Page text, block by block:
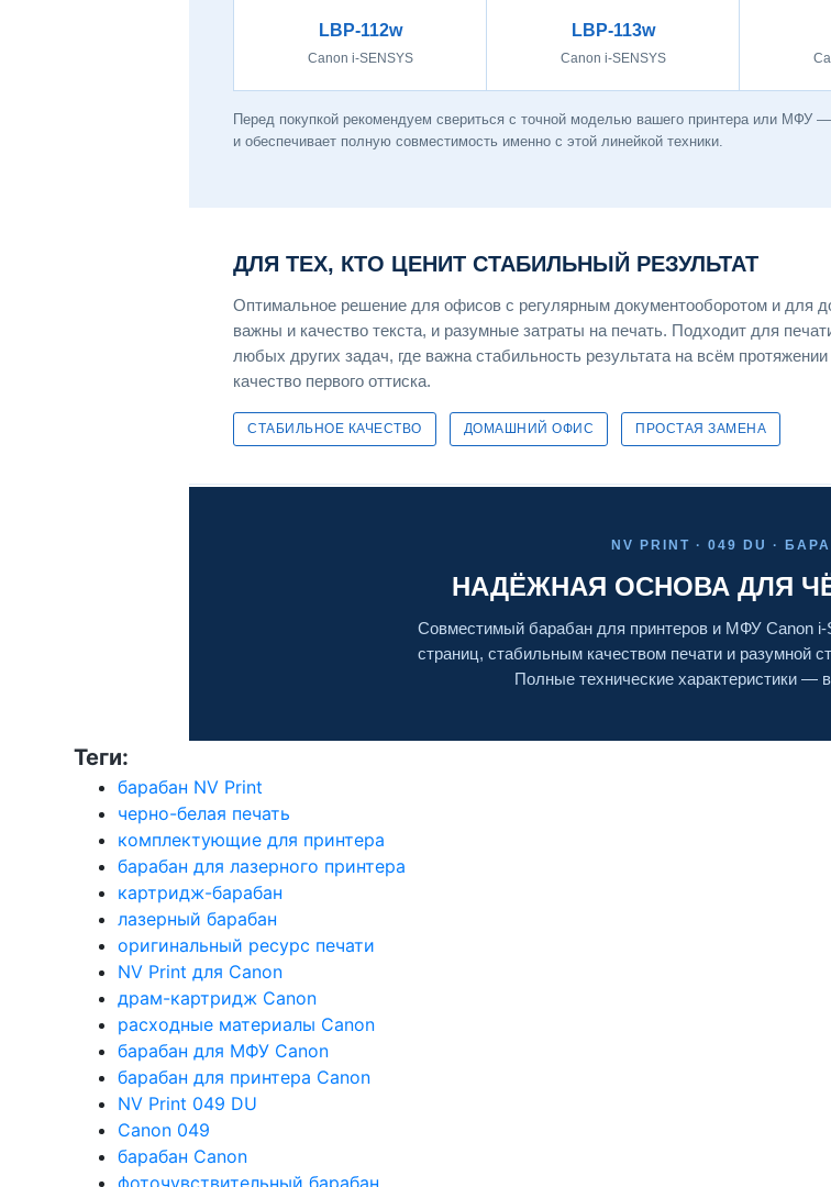
LBP-112w
Canon i-SENSYS
LBP-113w
Canon i-SENSYS
Перед покупкой рекомендуем свериться с точной моделью вашего принтера или МФУ
и обеспечивает полную совместимость именно с этой линейкой техники.
ДЛЯ ТЕХ, КТО ЦЕНИТ СТАБИЛЬНЫЙ РЕЗУЛЬТАТ
Оптимальное решение для офисов с регулярным документооборотом и для
важны и качество текста, и разумные затраты на печать. Подходит для
любых других задач, где важна стабильность результата на всём
качество первого оттиска.
СТАБИЛЬНОЕ КАЧЕСТВО ДОМАШНИЙ ОФИС ПРОСТАЯ ЗАМЕНА
NV PRINT · 049 DU ·
НАДЁЖНАЯ ОСНОВА ДЛЯ
Совместимый барабан для принтеров и МФУ Canon i-
страниц, стабильным качеством печати и разумной
Полные технические характеристики —
Теги:
барабан NV Print
черно-белая печать
комплектующие для принтера
барабан для лазерного принтера
картридж-барабан
лазерный барабан
оригинальный ресурс печати
NV Print для Canon
драм-картридж Canon
расходные материалы Canon
барабан для МФУ Canon
барабан для принтера Canon
NV Print 049 DU
Canon 049
барабан Canon